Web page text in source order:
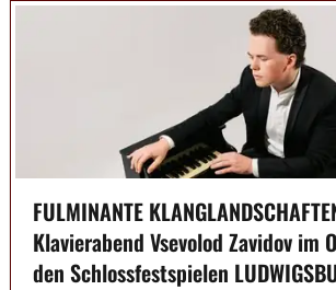
FULMINANTE
Klavierabend Vsevolod Zavidov im
den Schlossfestspielen